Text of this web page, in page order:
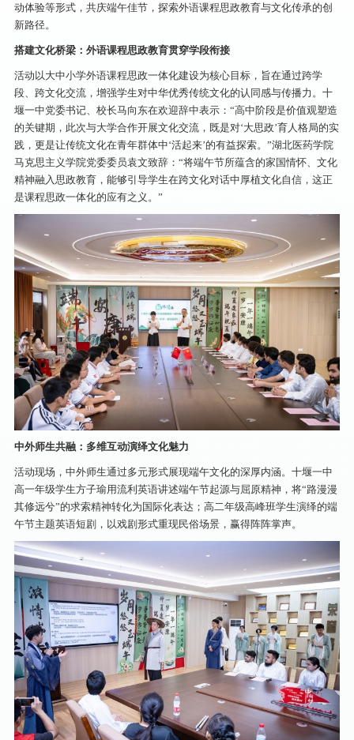
动体验等形式，共庆端午佳节，探索外语课程思政教育与文化传承的创
新路径。
搭建文化桥梁：外语课程思政教育贯穿学段衔接
活动以大中小学外语课程思政一体化建设为核心目标，旨在通过跨学
段、跨文化交流，增强学生对中华优秀传统文化的认同感与传播力。十
堰一中党委书记、校长马向东在欢迎辞中表示：“高中阶段是价值观塑造
的关键期，此次与大学合作开展文化交流，既是对‘大思政’育人格局的实
践，更是让传统文化在青年群体中‘活起来’的有益探索。”湖北医药学院
马克思主义学院党委委员袁文致辞：“将端午节所蕴含的家国情怀、文化
精神融入思政教育，能够引导学生在跨文化对话中厚植文化自信，这正
是课程思政一体化的应有之义。”
中外师生共融：多维互动演绎文化魅力
活动现场，中外师生通过多元形式展现端午文化的深厚内涵。十堰一中
高一年级学生方子瑜用流利英语讲述端午节起源与屈原精神，将“路漫漫
其修远兮”的求索精神转化为国际化表达；高二年级高峰班学生演绎的端
午节主题英语短剧，以戏剧形式重现民俗场景，赢得阵阵掌声。